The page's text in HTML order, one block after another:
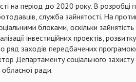
на період до 2020 року. В розробці
служба зайнятості. На
блоками, оскільки
інвестиційних проектів,
ряд заходів передбачених
Департаменту соціального
ради.